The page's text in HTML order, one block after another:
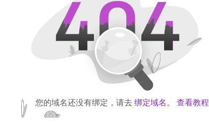
您的域名还没有绑定，请去 绑定域名 。 查看教程